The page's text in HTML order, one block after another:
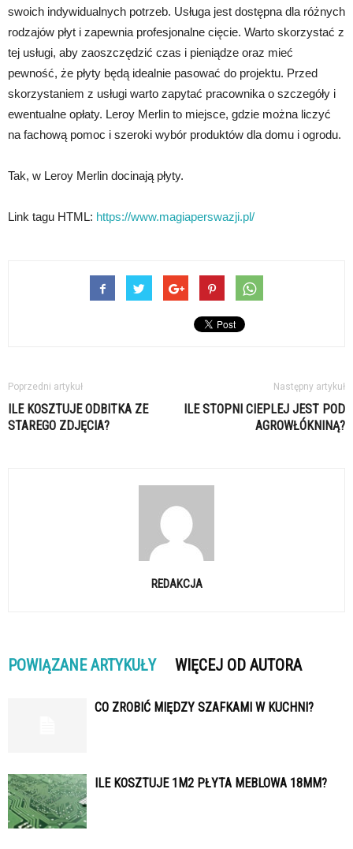
swoich indywidualnych potrzeb. Usługa jest dostępna dla różnych
rodzajów płyt i zapewnia profesjonalne cięcie. Warto skorzystać z
tej usługi, aby zaoszczędzić czas i pieniądze oraz mieć
pewność, że płyty będą idealnie pasować do projektu. Przed
skorzystaniem z usługi warto zapytać pracownika o szczegóły i
ewentualne opłaty. Leroy Merlin to miejsce, gdzie można liczyć
na fachową pomoc i szeroki wybór produktów dla domu i ogrodu.
Tak, w Leroy Merlin docinają płyty.
Link tagu HTML: https://www.magiaperswazji.pl/
Poprzedni artykuł
ILE KOSZTUJE ODBITKA ZE
STAREGO ZDJĘCIA?
Następny artykuł
ILE STOPNI CIEPLEJ JEST POD
AGROWŁÓKNINĄ?
REDAKCJA
POWIĄZANE ARTYKUŁY WIĘCEJ OD AUTORA
CO ZROBIĆ MIĘDZY SZAFKAMI W KUCHNI?
ILE KOSZTUJE 1M2 PŁYTA MEBLOWA 18MM?